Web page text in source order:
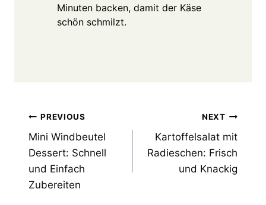
Minuten backen, damit der Käse
schön schmilzt.
Post
navigation
PREVIOUS
Mini Windbeutel
Dessert: Schnell
und Einfach
Zubereiten
NEXT
Kartoffelsalat mit
Radieschen: Frisch
und Knackig